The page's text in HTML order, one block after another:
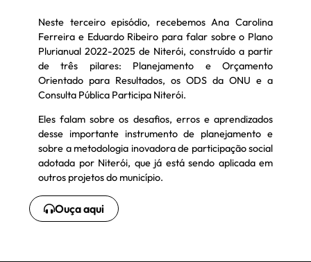
Neste terceiro episódio, recebemos Ana Carolina
Ferreira e Eduardo Ribeiro para falar sobre o Plano
Plurianual 2022-2025 de Niterói, construído a partir
de três pilares: Planejamento e Orçamento
Orientado para Resultados, os ODS da ONU e a
Consulta Pública Participa Niterói.
Eles falam sobre os desafios, erros e aprendizados
desse importante instrumento de planejamento e
sobre a metodologia inovadora de participação social
adotada por Niterói, que já está sendo aplicada em
outros projetos do município.
Ouça aqui